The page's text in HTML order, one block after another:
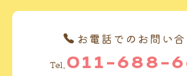
お電話でのお問い
Tel. 011-688-